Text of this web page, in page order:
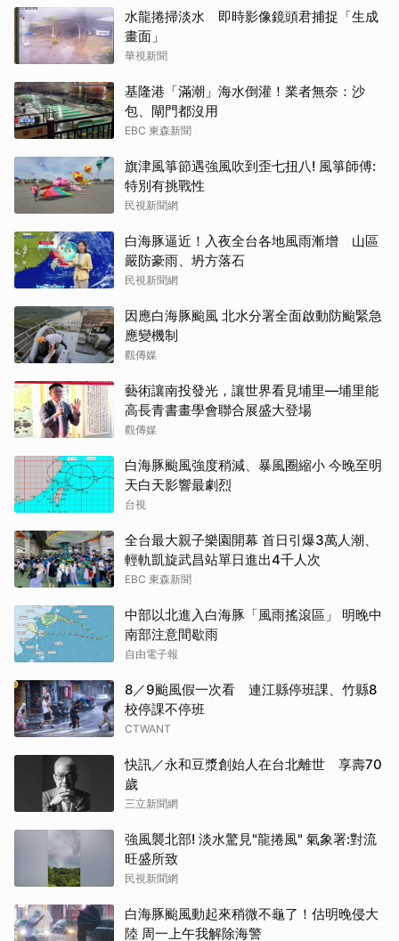
水龍捲掃淡水 即時影像鏡頭君捕捉「生成
畫面」
華視新聞
基隆港「滿潮」海水倒灌！業者無奈：沙
包、閘門都沒用
EBC 東森新聞
旗津風箏節遇強風吹到歪七扭八! 風箏師傅:
特別有挑戰性
民視新聞網
白海豚逼近！入夜全台各地風雨漸增 山區
嚴防豪雨、坍方落石
民視新聞網
因應白海豚颱風 北水分署全面啟動防颱緊急
應變機制
觀傳媒
藝術讓南投發光，讓世界看見埔里—埔里能
高長青書畫學會聯合展盛大登場
觀傳媒
白海豚颱風強度稍減、暴風圈縮小 今晚至明
天白天影響最劇烈
台視
全台最大親子樂園開幕 首日引爆3萬人潮、
輕軌凱旋武昌站單日進出4千人次
EBC 東森新聞
中部以北進入白海豚「風雨搖滾區」 明晚中
南部注意間歇雨
自由電子報
8／9颱風假一次看 連江縣停班課、竹縣8
校停課不停班
CTWANT
快訊／永和豆漿創始人在台北離世 享壽70
歲
三立新聞網
強風襲北部! 淡水驚見"龍捲風" 氣象署:對流
旺盛所致
民視新聞網
白海豚颱風動起來稍微不龜了！估明晚侵大
陸 周一上午我解除海警